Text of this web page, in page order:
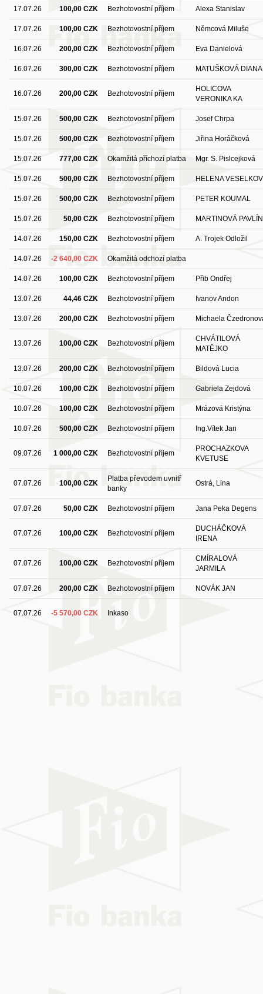
17.07.26 100,00 CZK Bezhotovostní příjem Alexa Stanislav
17.07.26 100,00 CZK Bezhotovostní příjem Němcová Miluše
16.07.26 200,00 CZK Bezhotovostní příjem Eva Danielová
16.07.26 300,00 CZK Bezhotovostní příjem MATUŠKOVÁ DIANA
16.07.26 200,00 CZK Bezhotovostní příjem
HOLICOVA
VERONIKA KA
15.07.26 500,00 CZK Bezhotovostní příjem Josef Chrpa
15.07.26 500,00 CZK Bezhotovostní příjem Jiřina Horáčková
15.07.26 777,00 CZK Okamžitá příchozí platba Mgr. S. Pislcejková
15.07.26 500,00 CZK Bezhotovostní příjem HELENA
15.07.26 500,00 CZK Bezhotovostní příjem PETER KOUMAL
15.07.26 50,00 CZK Bezhotovostní příjem MARTINOVÁ
14.07.26 150,00 CZK Bezhotovostní příjem A. Trojek Odložil
14.07.26 -2 640,00 CZK Okamžitá odchozí platba
14.07.26 100,00 CZK Bezhotovostní příjem Přib Ondřej
13.07.26 44,46 CZK Bezhotovostní příjem Ivanov Andon
13.07.26 200,00 CZK Bezhotovostní příjem Michaela
13.07.26 100,00 CZK Bezhotovostní příjem
CHVÁTILOVÁ
MATĚJKO
13.07.26 200,00 CZK Bezhotovostní příjem Bildová Lucia
10.07.26 100,00 CZK Bezhotovostní příjem Gabriela Zejdová
10.07.26 100,00 CZK Bezhotovostní příjem Mrázová Kristýna
10.07.26 500,00 CZK Bezhotovostní příjem Ing.Vítek Jan
09.07.26 1 000,00 CZK Bezhotovostní příjem
PROCHAZKOVA
KVETUSE
07.07.26 100,00 CZK
Platba převodem uvnitř
banky
Ostrá, Lina
07.07.26 50,00 CZK Bezhotovostní příjem Jana Peka Degens
07.07.26 100,00 CZK Bezhotovostní příjem
DUCHÁČKOVÁ
IRENA
07.07.26 100,00 CZK Bezhotovostní příjem
CMÍRALOVÁ
JARMILA
07.07.26 200,00 CZK Bezhotovostní příjem NOVÁK JAN
07.07.26 -5 570,00 CZK Inkaso